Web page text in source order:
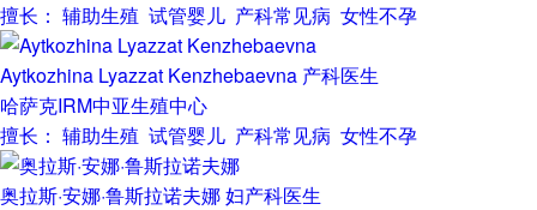
擅长： 辅助生殖 试管婴儿 产科常见病 女性不孕
Aytkozhina Lyazzat Kenzhebaevna 产科医生
哈萨克IRM中亚生殖中心
擅长： 辅助生殖 试管婴儿 产科常见病 女性不孕
奥拉斯·安娜·鲁斯拉诺夫娜妇产科医生